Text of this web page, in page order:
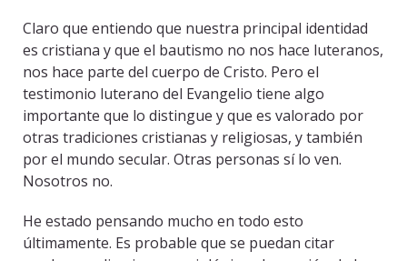
Claro que entiendo que nuestra principal identidad
es cristiana y que el bautismo no nos hace luteranos,
nos hace parte del cuerpo de Cristo. Pero el
testimonio luterano del Evangelio tiene algo
importante que lo distingue y que es valorado por
otras tradiciones cristianas y religiosas, y también
por el mundo secular. Otras personas sí lo ven.
Nosotros no.
He estado pensando mucho en todo esto
últimamente. Es probable que se puedan citar